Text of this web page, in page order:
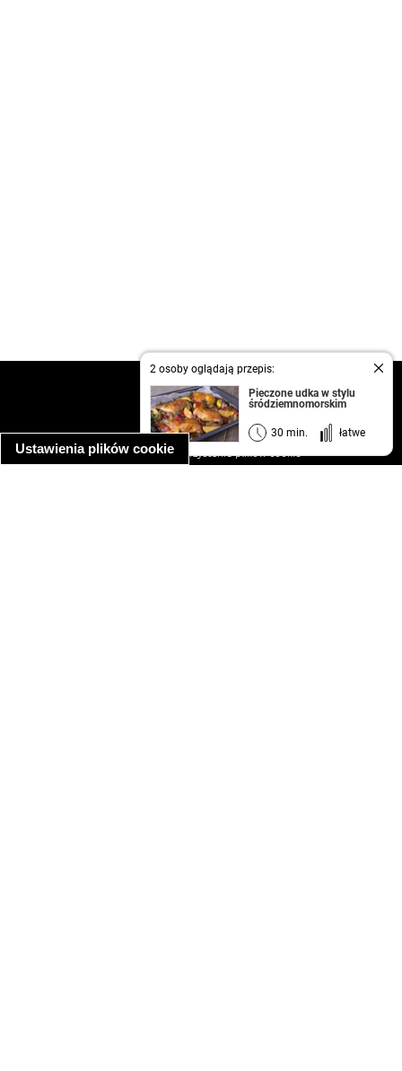
Ustawienia plików cookie
2 osoby oglądają przepis:
Pieczone udka w stylu
śródziemnomorskim
30 min. łatwe
kontakt
regulamin
informacja o prywatności
informacja o wykorzystaniu plików cookie